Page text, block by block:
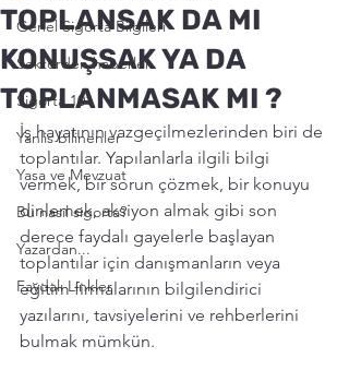
Genel Sigorta Bilgileri
Sektörden haberler
Sigorta 101
Yanlis bilinenler
Yasa ve Mevzuat
Bu nasıl sigorta?
Yazardan...
Faydalı Linkler
TOPLANSAK DA MI
KONUŞSAK YA DA
TOPLANMASAK MI ?
İş hayatının vazgeçilmezlerinden biri de
toplantılar. Yapılanlarla ilgili bilgi
vermek, bir sorun çözmek, bir konuyu
dinlemek, aksiyon almak gibi son
derece faydalı gayelerle başlayan
toplantılar için danışmanların veya
eğitim firmalarının bilgilendirici
yazılarını, tavsiyelerini ve rehberlerini
bulmak mümkün.